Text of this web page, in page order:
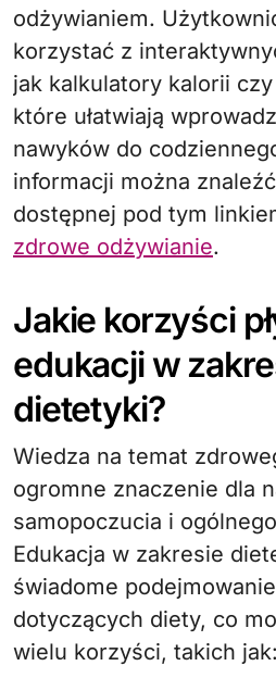
odżywianiem.
korzystać z
jak kalkulatory kalorii
które ułatwiają
nawyków do
informacji można
dostępnej pod tym
zdrowe odżywianie.
Jakie korzyści
edukacji w
dietetyki?
Wiedza na temat
ogromne znaczenie dla
samopoczucia i
Edukacja w zakresie
świadome
dotyczących diety, co
wielu korzyści, takich jak: